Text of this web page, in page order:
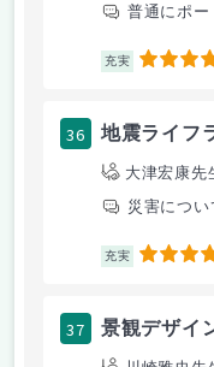
普通にポ
充実 5
36 地震ライフ
大津宏康先
災害につ
充実 5
37 景観デザイ